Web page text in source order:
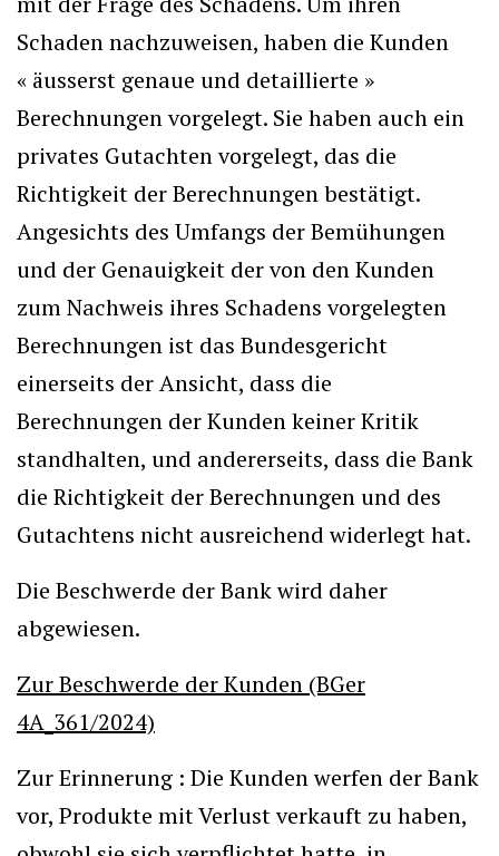
Schaden nachzuweisen, haben die Kunden
« äusserst genaue und detaillierte »
Berechnungen vorgelegt. Sie haben auch ein
privates Gutachten vorgelegt, das die
Richtigkeit der Berechnungen bestätigt.
Angesichts des Umfangs der Bemühungen
und der Genauigkeit der von den Kunden
zum Nachweis ihres Schadens vorgelegten
Berechnungen ist das Bundesgericht
einerseits der Ansicht, dass die
Berechnungen der Kunden keiner Kritik
standhalten, und andererseits, dass die Bank
die Richtigkeit der Berechnungen und des
Gutachtens nicht ausreichend widerlegt hat.
Die Beschwerde der Bank wird daher
abgewiesen.
Zur Beschwerde der Kunden (BGer
4A_361/2024)
Zur Erinnerung : Die Kunden werfen der Bank
vor, Produkte mit Verlust verkauft zu haben,